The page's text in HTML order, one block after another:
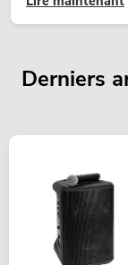
Derniers